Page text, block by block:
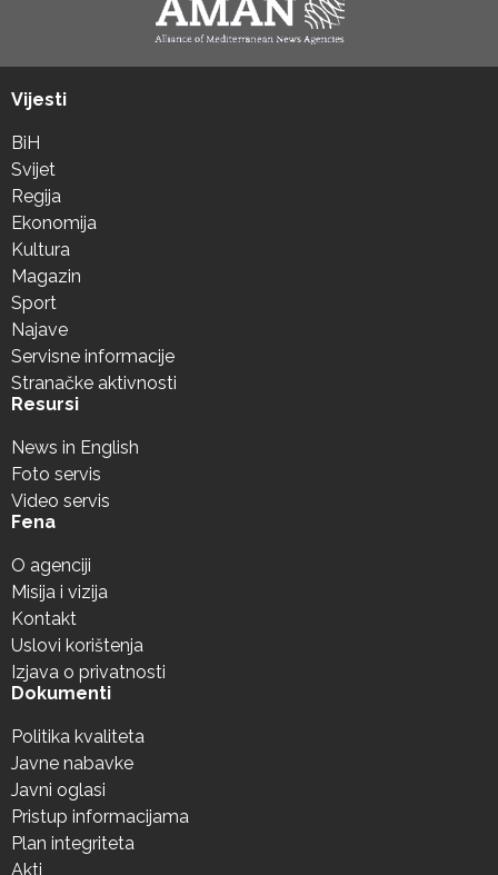
Vijesti
BiH
Svijet
Regija
Ekonomija
Kultura
Magazin
Sport
Najave
Servisne informacije
Stranačke aktivnosti
Resursi
News in English
Foto servis
Video servis
Fena
O agenciji
Misija i vizija
Kontakt
Uslovi korištenja
Izjava o privatnosti
Dokumenti
Politika kvaliteta
Javne nabavke
Javni oglasi
Pristup informacijama
Plan integriteta
Akti